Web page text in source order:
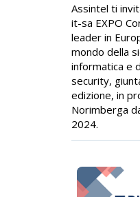
Assintel ti
it-sa EXPO
leader in
mondo della
informatica e
security,
edizione, in
Norimberga
2024.